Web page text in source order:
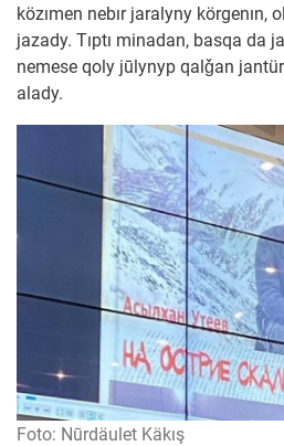
közımen nebır jaralyny körgenın,
jazady. Tıptı minadan, basqa da
nemese qoly jūlynyp qalǧan
alady.
Foto: Nūrdäulet Käkış